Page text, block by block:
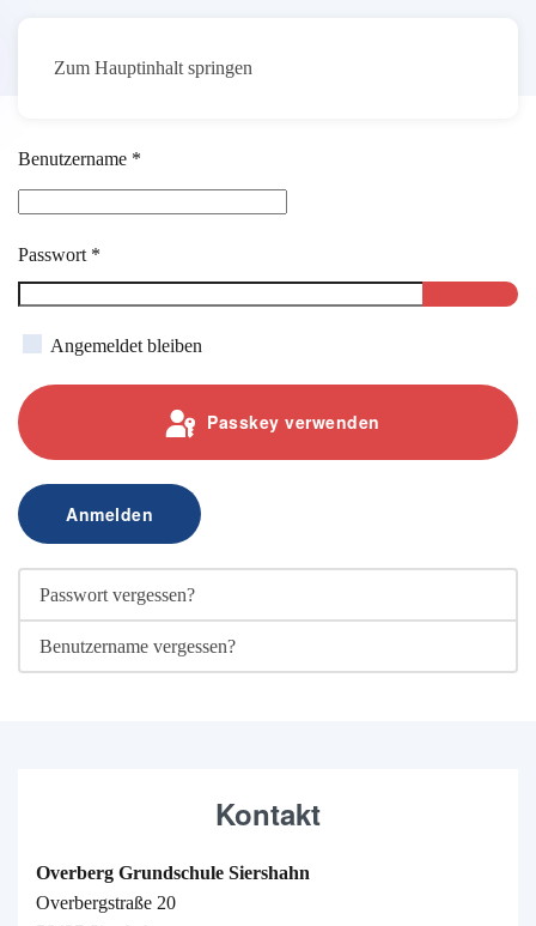
Zum Hauptinhalt springen
Benutzername *
Passwort *
Angemeldet bleiben
Passkey verwenden
Anmelden
Passwort vergessen?
Benutzername vergessen?
Kontakt
Overberg Grundschule Siershahn
Overbergstraße 20